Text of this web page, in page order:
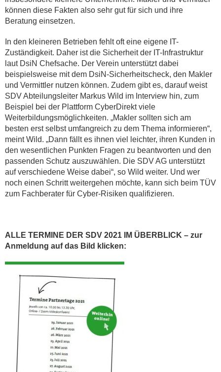
können diese Fakten also sehr gut für sich und ihre
Beratung einsetzen.
In den kleineren Betrieben fehlt oft eine eigene IT-
Zuständigkeit. Daher ist die Sicherheit der IT-Infrastruktur
laut DsiN Chefsache. Der Verein unterstützt dabei
beispielsweise mit dem DsiN-Sicherheitscheck, den Makler
und Vermittler nutzen können. Zudem gibt es, darauf weist
SDV Abteilungsleiter Markus Wild im Interview hin, zum
Beispiel bei der Plattform CyberDirekt viele
Weiterbildungsmöglichkeiten. „Makler sollten sich am
besten erst selbst umfangreich zu dem Thema informieren“,
meint Wild. „Dann fällt es ihnen viel leichter, ihren Kunden in
den wesentlichen Punkten Fragen zu beantworten und den
passenden Schutz auszuwählen. Die SDV AG unterstützt
auf verschiedene Weise dabei“, so Wild weiter. Und wer
noch einen Schritt weitergehen möchte, kann sich beim TÜV
zum Fachberater für Cyber-Risiken qualifizieren.
ALLE TERMINE DER SDV 2021 IM ÜBERBLICK – zur
Anmeldung auf das Bild klicken: